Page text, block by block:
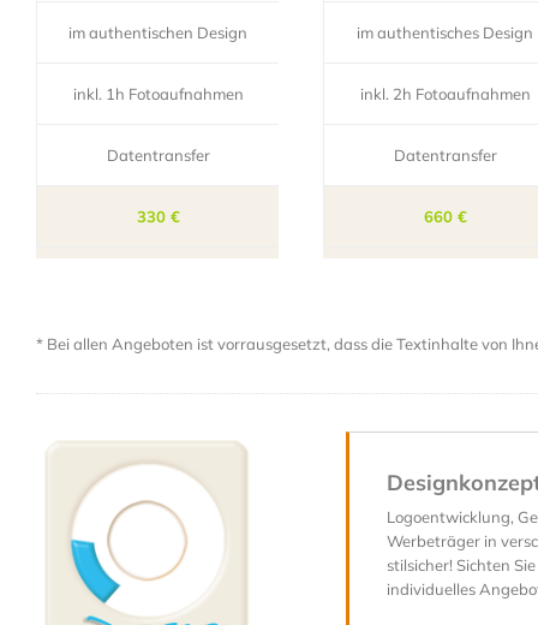
im authentischen Design
inkl. 1h Fotoaufnahmen
Datentransfer
330 €
im authentisches Design
inkl. 2h Fotoaufnahmen
Datentransfer
660 €
* Bei allen Angeboten ist vorrausgesetzt, dass die Textinhalte von
Logoentwicklung,
Werbeträger in
stilsicher! Sichten
individuelles